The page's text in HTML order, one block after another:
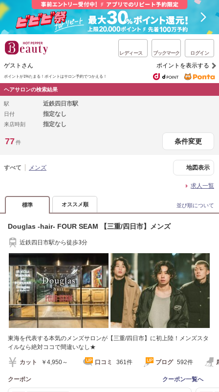
レディース ブックマーク ログイン
ゲストさん ポイントを表示する
ポイントが1%たまる！ ポイントはサロン予約でつかえる！
ヘアサロンの検索結果
駅 近鉄四日市駅
日付 指定なし
来店時刻 指定なし
77件 条件変更
すべて メンズ 地図表示
求人一覧
標準 オススメ順 並び順について
Douglas -hair- FOUR SEAM 【三重/四日市】メンズ
近鉄四日市駅から徒歩3分
東海を代表する本気のメンズサロンが【三重/四日市】に初上陸！メンズスタ
イルなら絶対ココで間違いなし★
カット ￥4,950～ 口コミ 361件 ブログ 592件
クーポン クーポン一覧へ